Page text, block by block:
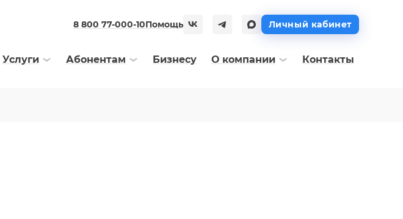
8 800 77-000-10Помощь Личный кабинет
Услуги Абонентам Бизнесу О компании Контакты